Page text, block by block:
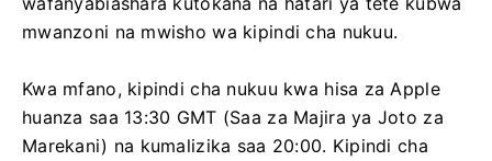
mwanzoni na mwisho wa kipindi cha nukuu.
Kwa mfano, kipindi cha nukuu kwa hisa za Apple
huanza saa 13:30 GMT (Saa za Majira ya Joto za
Marekani) na kumalizika saa 20:00. Kipindi cha